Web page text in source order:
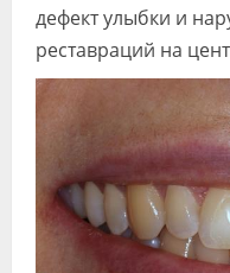
дефект улыбки и
реставраций на